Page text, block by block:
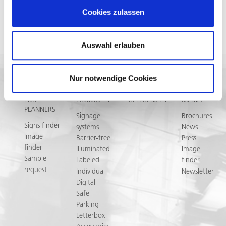
Cookies zulassen
Auswahl erlauben
Nur notwendige Cookies
Sign up ❯
FOR
PLANNERS
Signs finder
Image
finder
Sample
request
PRODUCTS
Signage
systems
Barrier-free
Illuminated
Labeled
Individual
Digital
Safe
Parking
Letterbox
REFERENCES
MEDIA
Brochures
News
Press
Image
finder
Newsletter